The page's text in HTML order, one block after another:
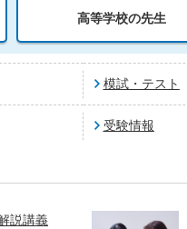
高等学校の先生
模試・テスト
受験情報
説講義